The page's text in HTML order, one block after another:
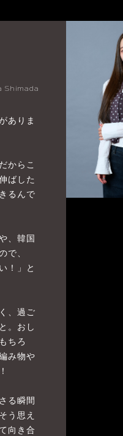
Shimada
ありま
からこ
ばした
るんで
、韓国
で、
！」と
、過ご
。おし
ちろ
み物や
る瞬間
う思え
向き合